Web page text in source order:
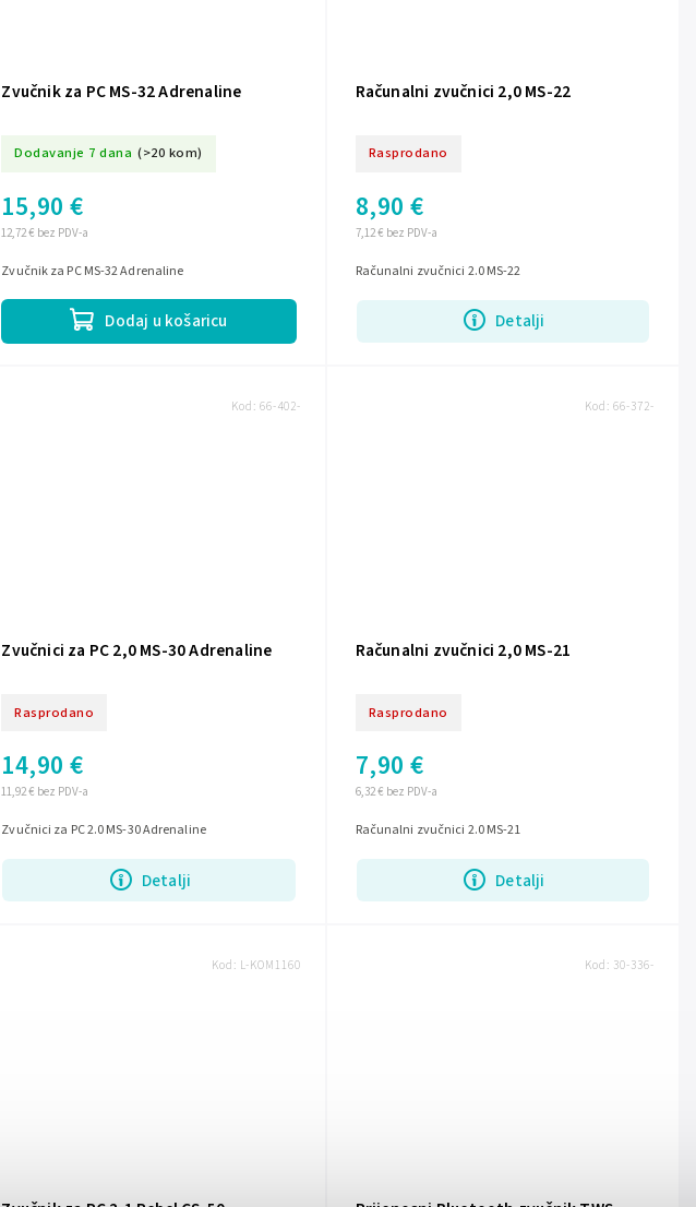
Zvučnik za PC MS-32 Adrenaline
Dodavanje 7 dana (>20 kom)
12,72 € bez PDV-a
15,90 €
Dodaj u košaricu
Zvučnik za PC MS-32 Adrenaline
Računalni zvučnici 2,0 MS-22
Rasprodano
7,12 € bez PDV-a
8,90 €
Detalji
Računalni zvučnici 2.0 MS-22
Zvučnici za PC 2,0 MS-30 Adrenaline
Rasprodano
11,92 € bez PDV-a
14,90 €
Detalji
Zvučnici za PC 2.0 MS-30 Adrenaline
Kod: 66-402-
Računalni zvučnici 2,0 MS-21
Rasprodano
6,32 € bez PDV-a
7,90 €
Detalji
Računalni zvučnici 2.0 MS-21
Kod: 66-372-
Kod: L-KOM1160 Kod: 30-336-